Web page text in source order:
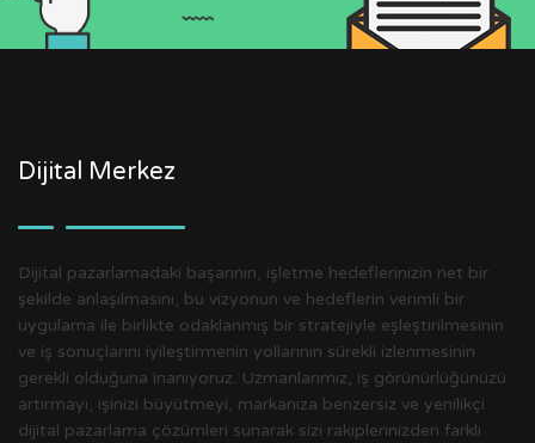
Dijital Merkez
Dijital pazarlamadaki başarının, işletme hedeflerinizin net bir
şekilde anlaşılmasını, bu vizyonun ve hedeflerin verimli bir
uygulama ile birlikte odaklanmış bir stratejiyle eşleştirilmesinin
ve iş sonuçlarını iyileştirmenin yollarının sürekli izlenmesinin
gerekli olduğuna inanıyoruz. Uzmanlarımız, iş görünürlüğünüzü
artırmayı, işinizi büyütmeyi, markanıza benzersiz ve yenilikçi
dijital pazarlama çözümleri sunarak sizi rakiplerinizden farklı